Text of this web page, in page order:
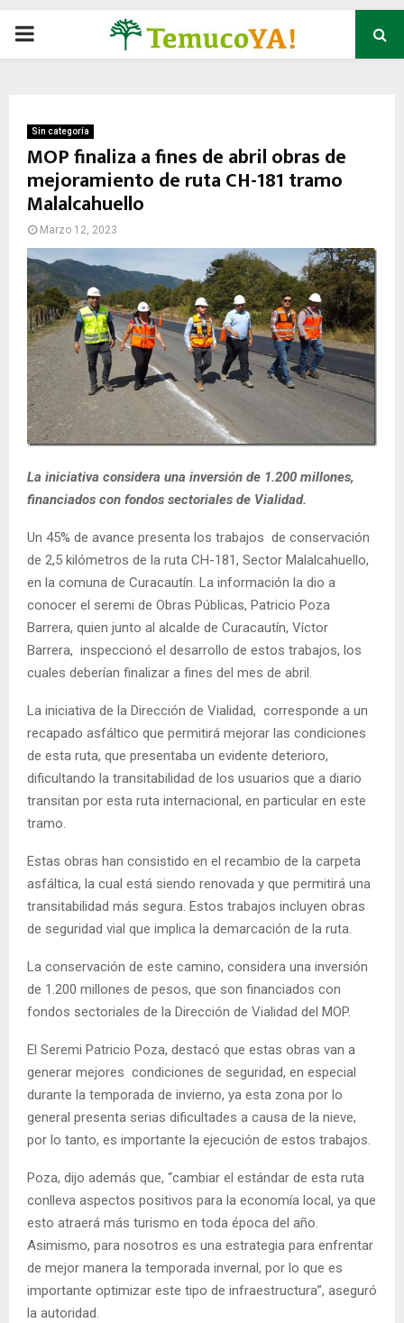
P
M
A
R
Y
M
E
N
Sin categoría
MOP finaliza a fines de abril obras de
mejoramiento de ruta CH-181 tramo
Malalcahuello
Marzo 12, 2023
La iniciativa considera una inversión de 1.200 millones,
financiados con fondos sectoriales de Vialidad.
Un 45% de avance presenta los trabajos de conservación
de 2,5 kilómetros de la ruta CH-181, Sector Malalcahuello,
en la comuna de Curacautín. La información la dio a
conocer el seremi de Obras Públicas, Patricio Poza
Barrera, quien junto al alcalde de Curacautín, Víctor
Barrera, inspeccionó el desarrollo de estos trabajos, los
cuales deberían finalizar a fines del mes de abril.
La iniciativa de la Dirección de Vialidad, corresponde a un
recapado asfáltico que permitirá mejorar las condiciones
de esta ruta, que presentaba un evidente deterioro,
dificultando la transitabilidad de los usuarios que a diario
transitan por esta ruta internacional, en particular en este
tramo.
Estas obras han consistido en el recambio de la carpeta
asfáltica, la cual está siendo renovada y que permitirá una
transitabilidad más segura. Estos trabajos incluyen obras
de seguridad vial que implica la demarcación de la ruta.
La conservación de este camino, considera una inversión
de 1.200 millones de pesos, que son financiados con
fondos sectoriales de la Dirección de Vialidad del MOP.
El Seremi Patricio Poza, destacó que estas obras van a
generar mejores condiciones de seguridad, en especial
durante la temporada de invierno, ya esta zona por lo
general presenta serias dificultades a causa de la nieve,
por lo tanto, es importante la ejecución de estos trabajos.
Poza, dijo además que, “cambiar el estándar de esta ruta
conlleva aspectos positivos para la economía local, ya que
esto atraerá más turismo en toda época del año.
Asimismo, para nosotros es una estrategia para enfrentar
de mejor manera la temporada invernal, por lo que es
importante optimizar este tipo de infraestructura”, aseguró
la autoridad.